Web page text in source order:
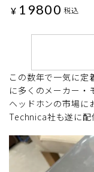
¥ 19800 税込
この数年で一気に定
に多くのメーカー・
ヘッドホンの市場に
Technica社も遂に配